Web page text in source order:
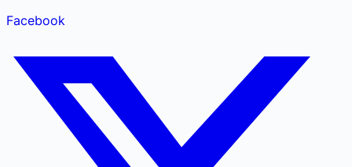
Facebook